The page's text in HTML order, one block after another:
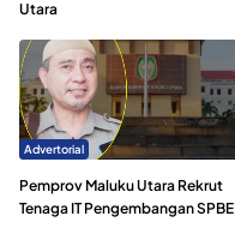
Utara
Advertorial
Pemprov Maluku Utara Rekrut
Tenaga IT Pengembangan SPBE